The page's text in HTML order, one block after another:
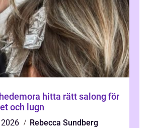
rätt salong för
och lugn
Rebecca Sundberg